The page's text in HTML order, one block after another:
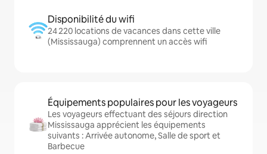
Disponibilité du wifi
24 220 locations de vacances dans cette ville
(Mississauga) comprennent un accès wifi
Équipements populaires pour les voyageurs
Les voyageurs effectuant des séjours direction
Mississauga apprécient les équipements
suivants : Arrivée autonome, Salle de sport et
Barbecue